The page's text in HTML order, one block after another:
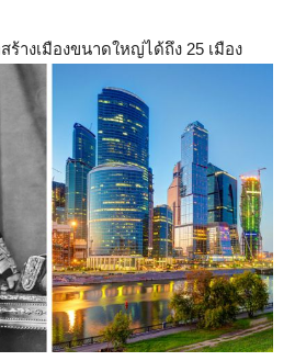
ร้างเมืองขนาดใหญ่ได้ถึง 25 เมือง